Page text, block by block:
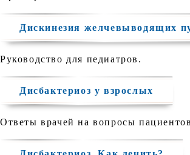
Дискинезия желчевыводящих
Руководство для педиатров.
Дисбактериоз у взрослых
Ответы врачей на вопросы